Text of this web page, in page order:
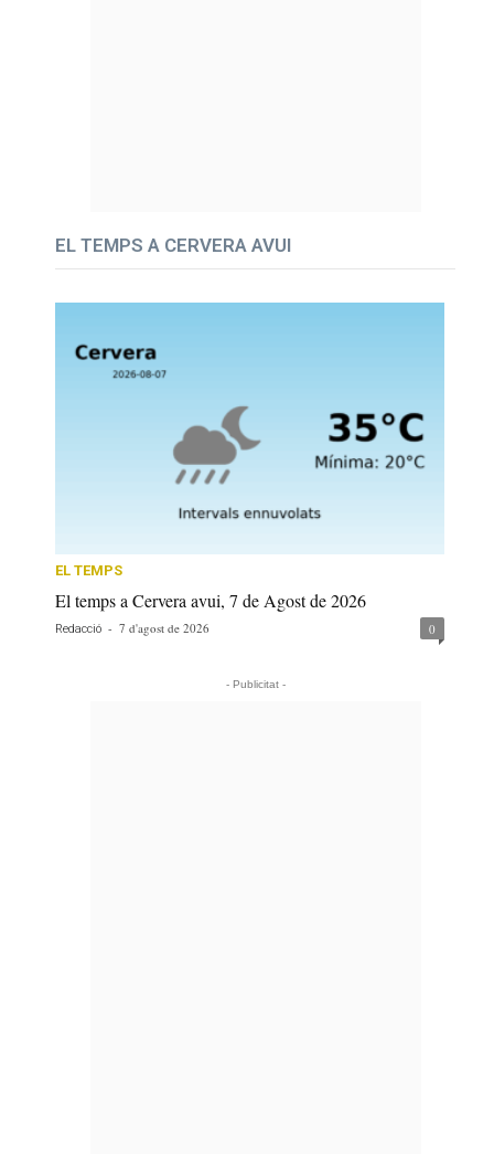
EL TEMPS A CERVERA AVUI
EL TEMPS
El temps a Cervera avui, 7 de Agost de 2026
Redacció - 7 d'agost de 2026 0
- Publicitat -